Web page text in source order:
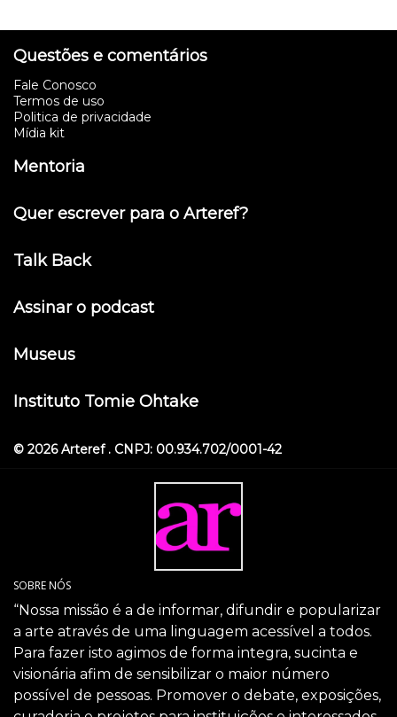
Questões e comentários
Fale Conosco
Termos de uso
Politica de privacidade
Mídia kit
Mentoria
Quer escrever para o Arteref?
Talk Back
Assinar o podcast
Museus
Instituto Tomie Ohtake
© 2026 Arteref . CNPJ: 00.934.702/0001-42
SOBRE NÓS
“Nossa missão é a de informar, difundir e popularizar
a arte através de uma linguagem acessível a todos.
Para fazer isto agimos de forma integra, sucinta e
visionária afim de sensibilizar o maior número
possível de pessoas. Promover o debate, exposições,